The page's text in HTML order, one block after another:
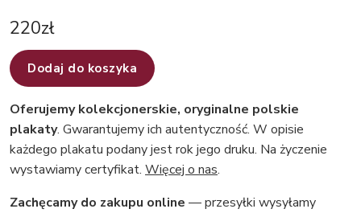
220zł
Dodaj do koszyka
Oferujemy kolekcjonerskie, oryginalne polskie
plakaty. Gwarantujemy ich autentyczność. W opisie
każdego plakatu podany jest rok jego druku. Na życzenie
wystawiamy certyfikat. Więcej o nas.
Zachęcamy do zakupu online — przesyłki wysyłamy